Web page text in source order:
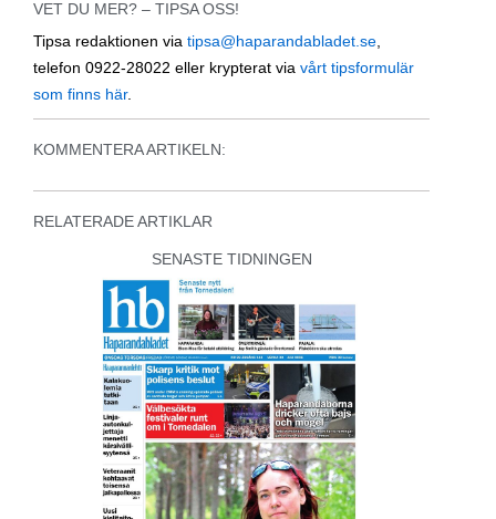
VET DU MER? – TIPSA OSS!
Tipsa redaktionen via tipsa@haparandabladet.se
telefon 0922-28022 eller krypterat via vårt tipsformulär
som finns här.
KOMMENTERA ARTIKELN:
RELATERADE ARTIKLAR
SENASTE TIDNINGEN